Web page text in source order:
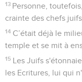
13 Personne,
crainte des chefs juifs.
14 C’était déjà le
temple et se mit à
15 Les Juifs
les Ecritures, lui qui